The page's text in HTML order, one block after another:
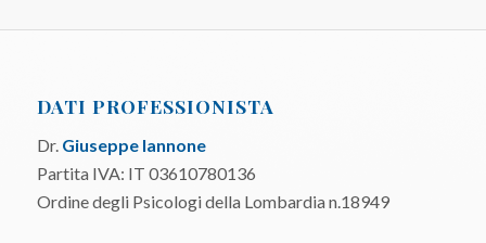
DATI PROFESSIONISTA
Dr. Giuseppe Iannone
Partita IVA: IT 03610780136
Ordine degli Psicologi della Lombardia n.18949